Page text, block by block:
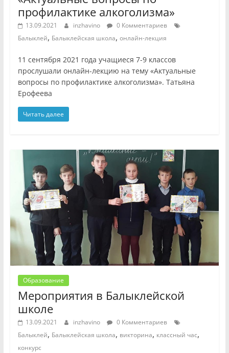
профилактике алкоголизма»
13.09.2021 inzhavino
0 Комментариев
Балыклей, Балыклейская школа, онлайн-лекция
11 сентября 2021 года учащиеся 7-9 классов
прослушали онлайн-лекцию на тему «Актуальные
вопросы по профилактике алкоголизма». Татьяна
Ерофеева
Читать далее
Образование
Мероприятия в Балыклейской
школе
13.09.2021 inzhavino
0 Комментариев
Балыклей, Балыклейская школа, викторина, классный час,
конкурс